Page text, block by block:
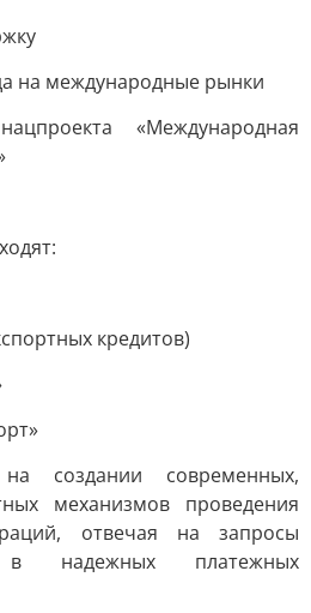
на международные рынки
«Международная
кредитов)
создании современных,
механизмов проведения
отвечая на запросы
надежных платежных